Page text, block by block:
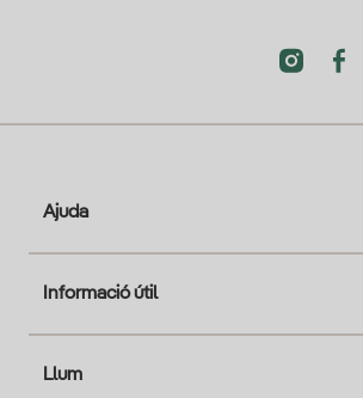
Ajuda
Informació útil
Llum